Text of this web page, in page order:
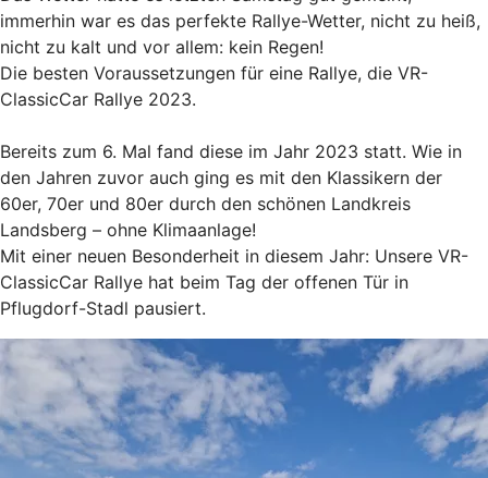
immerhin war es das perfekte Rallye-Wetter, nicht zu heiß,
nicht zu kalt und vor allem: kein Regen!
Die besten Voraussetzungen für eine Rallye, die VR-
ClassicCar Rallye 2023.
Bereits zum 6. Mal fand diese im Jahr 2023 statt. Wie in
den Jahren zuvor auch ging es mit den Klassikern der
60er, 70er und 80er durch den schönen Landkreis
Landsberg – ohne Klimaanlage!
Mit einer neuen Besonderheit in diesem Jahr: Unsere VR-
ClassicCar Rallye hat beim Tag der offenen Tür in
Pflugdorf-Stadl pausiert.